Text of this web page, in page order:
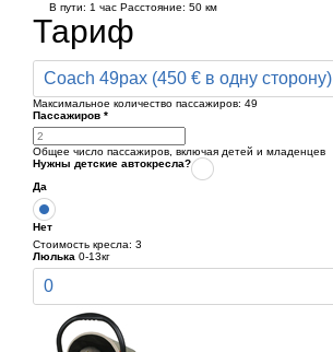
В пути: 1 час Расстояние: 50 км
Тариф
Coach 49pax (450 € в одну сторону)
Максимальное количество пассажиров: 49
Пассажиров *
Общее число пассажиров, включая детей и младенцев
Нужны детские автокресла?
Да
Нет
Стоимость кресла: 3
Люлька 0-13кг
0